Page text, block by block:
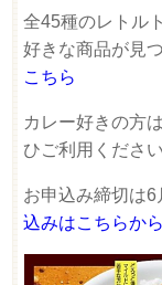
全45種のレトル
好きな商品が見
こちら
カレー好きの方
ひご利用ください
お申込み締切は
込みはこちらから